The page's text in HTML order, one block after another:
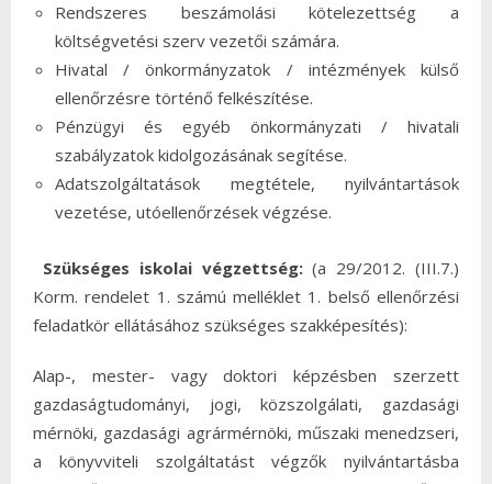
Rendszeres beszámolási kötelezettség a
költségvetési szerv vezetői számára.
Hivatal / önkormányzatok / intézmények külső
ellenőrzésre történő felkészítése.
Pénzügyi és egyéb önkormányzati / hivatali
szabályzatok kidolgozásának segítése.
Adatszolgáltatások megtétele, nyilvántartások
vezetése, utóellenőrzések végzése.
Szükséges iskolai végzettség:(a 29/2012. (III.7.)
Korm. rendelet 1. számú melléklet 1. belső ellenőrzési
feladatkör ellátásához szükséges szakképesítés):
Alap-, mester- vagy doktori képzésben szerzett
gazdaságtudományi, jogi, közszolgálati, gazdasági
mérnöki, gazdasági agrármérnöki, műszaki menedzseri,
a könyvviteli szolgáltatást végzők nyilvántartásba